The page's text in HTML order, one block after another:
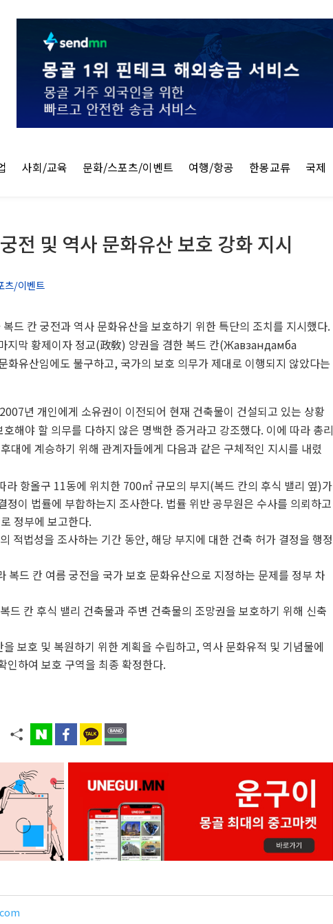
사회/교육 문화/스포츠/이벤트 여행/항공 한몽교류 국제
전 및 역사 문화유산 보호 강화 지시
츠/이벤트
칸 궁전과 역사 문화유산을 보호하기 위한 특단의 조치를 지시했다.
지막 황제이자 정교(政敎) 양권을 겸한 복드 칸(Жавзандамба
화유산임에도 불구하고, 국가의 보호 의무가 제대로 이행되지 않았다는
년 개인에게 소유권이 이전되어 현재 건축물이 건설되고 있는 상황
해야 할 의무를 다하지 않은 명백한 증거라고 강조했다. 이에 따라 총리
대에 계승하기 위해 관계자들에게 다음과 같은 구체적인 지시를 내렸
항올구 11동에 위치한 700㎡ 규모의 부지(복드 칸의 후식 밸리 옆)가
이 법률에 부합하는지 조사한다. 법률 위반 공무원은 수사를 의뢰하고
정부에 보고한다.
적법성을 조사하는 기간 동안, 해당 부지에 대한 건축 허가 결정을 행정
복드 칸 여름 궁전을 국가 보호 문화유산으로 지정하는 문제를 정부 차
드 칸 후식 밸리 건축물과 주변 건축물의 조망권을 보호하기 위해 신축
보호 및 복원하기 위한 계획을 수립하고, 역사 문화유적 및 기념물에
인하여 보호 구역을 최종 확정한다.